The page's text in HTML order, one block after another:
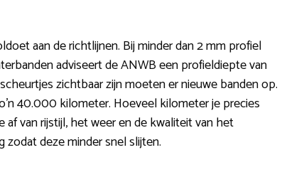
aan de richtlijnen. Bij minder dan 2 mm profiel
adviseert de ANWB een profieldiepte van
zichtbaar zijn moeten er nieuwe banden op.
40.000 kilometer. Hoeveel kilometer je precies
van rijstijl, het weer en de kwaliteit van het
zodat deze minder snel slijten.